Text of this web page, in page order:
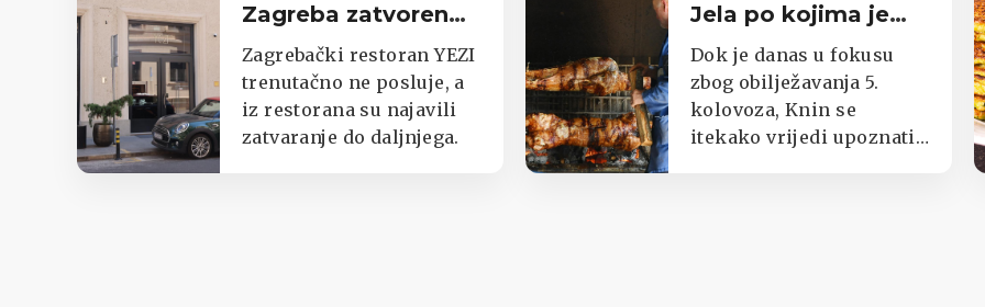
Zagreba zatvoren
do daljnjega,
oglasili se iz lokala
Zagrebački restoran YEZI
trenutačno ne posluje, a
iz restorana su najavili
zatvaranje do daljnjega.
Jela po kojima je
poznat cijeli kraj
Dok je danas u fokusu
zbog obilježavanja 5.
kolovoza, Knin se
itekako vrijedi upoznati i